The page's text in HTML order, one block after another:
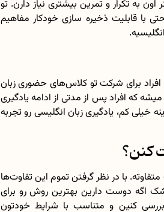
به تکرار و تمرین بیشتری نیاز دارن. تو
با قابلیت ذخیره سازی خودکار مفاهیم
برای شرکت تو کلاس‌های حضوری زبان
که افراد پس از مدتی از ادامه یادگیری
کم، یادگیری زبان انگلیسی رو تجربه
کنن؟
با در نظر گرفتن تموم این تفاوت‌ها
اگه دوست دارین بهترین روش رو برای
کنین و متناسب با شرایط خودتون